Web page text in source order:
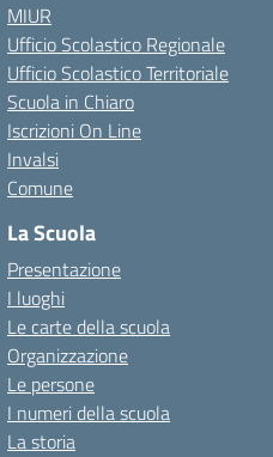
MIUR
Ufficio Scolastico Regionale
Ufficio Scolastico Territoriale
Scuola in Chiaro
Iscrizioni On Line
Invalsi
Comune
La Scuola
Presentazione
I luoghi
Le carte della scuola
Organizzazione
Le persone
I numeri della scuola
La storia